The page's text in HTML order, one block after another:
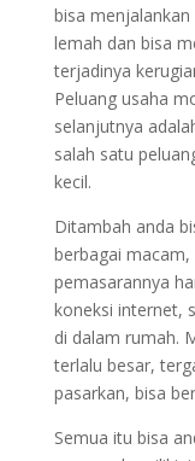
bisa
lemah dan bisa
terjadinya
Peluang usaha
selanjutnya
salah satu
kecil.
Ditambah anda
berbagai
pemasarannya
koneksi internet,
di dalam rumah.
terlalu besar,
pasarkan, bisa
Semua itu bisa